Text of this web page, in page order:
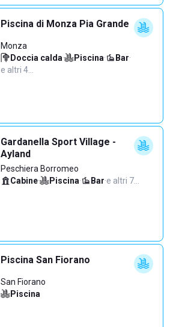
Piscina di Monza Pia Grande
Monza
Doccia calda· Piscina· Bar·
e altri 4…
Gardanella Sport Village -
Ayland
Peschiera Borromeo
Cabine· Piscina· Bar·e altri 7…
Piscina San Fiorano
San Fiorano
Piscina